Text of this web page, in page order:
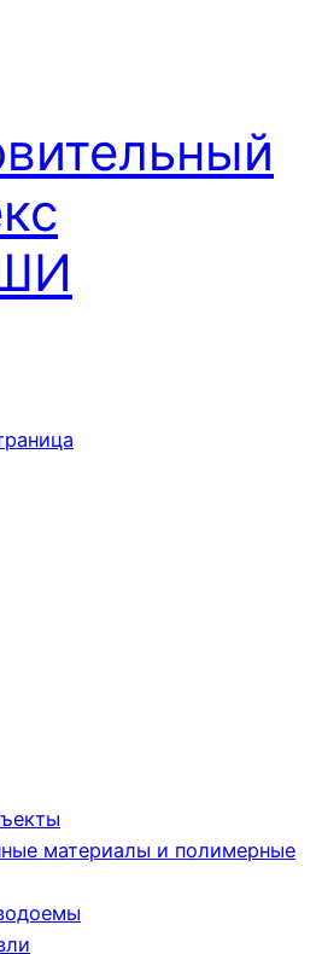
материалы и полимерные